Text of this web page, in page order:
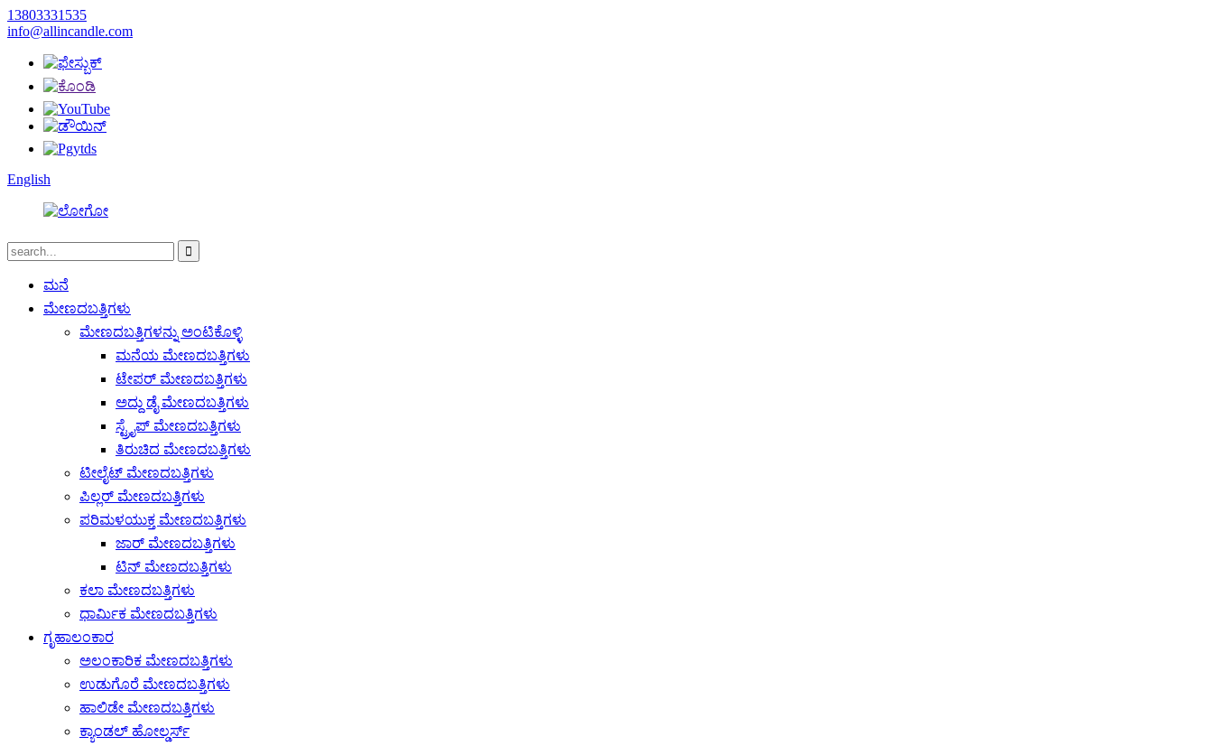
13803331535
info@allincandle.com
English
ಮನೆ
ಮೇಣದಬತ್ತಿಗಳು
ಮೇಣದಬತ್ತಿಗಳನ್ನು ಅಂಟಿಕೊಳ್ಳಿ
ಮನೆಯ ಮೇಣದಬತ್ತಿಗಳು
ಟೇಪರ್ ಮೇಣದಬತ್ತಿಗಳು
ಅದ್ದು ಡೈ ಮೇಣದಬತ್ತಿಗಳು
ಸ್ಟ್ರೈಪ್ ಮೇಣದಬತ್ತಿಗಳು
ತಿರುಚಿದ ಮೇಣದಬತ್ತಿಗಳು
ಟೀಲೈಟ್ ಮೇಣದಬತ್ತಿಗಳು
ಪಿಲ್ಲರ್ ಮೇಣದಬತ್ತಿಗಳು
ಪರಿಮಳಯುಕ್ತ ಮೇಣದಬತ್ತಿಗಳು
ಜಾರ್ ಮೇಣದಬತ್ತಿಗಳು
ಟಿನ್ ಮೇಣದಬತ್ತಿಗಳು
ಕಲಾ ಮೇಣದಬತ್ತಿಗಳು
ಧಾರ್ಮಿಕ ಮೇಣದಬತ್ತಿಗಳು
ಗೃಹಾಲಂಕಾರ
ಅಲಂಕಾರಿಕ ಮೇಣದಬತ್ತಿಗಳು
ಉಡುಗೊರೆ ಮೇಣದಬತ್ತಿಗಳು
ಹಾಲಿಡೇ ಮೇಣದಬತ್ತಿಗಳು
ಕ್ಯಾಂಡಲ್ ಹೋಲ್ಡರ್ಸ್